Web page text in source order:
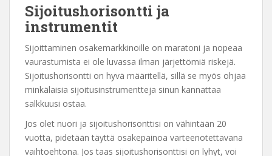
Sijoitushorisontti ja
instrumentit
Sijoittaminen osakemarkkinoille on maratoni ja nopeaa
vaurastumista ei ole luvassa ilman järjettömiä riskejä.
Sijoitushorisontti on hyvä määritellä, sillä se myös ohjaa
minkälaisia sijoitusinstrumentteja sinun kannattaa
salkkuusi ostaa.
Jos olet nuori ja sijoitushorisonttisi on vähintään 20
vuotta, pidetään täyttä osakepainoa varteenotettavana
vaihtoehtona. Jos taas sijoitushorisonttisi on lyhyt, voi